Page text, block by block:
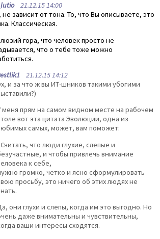
21.12.15 14:00
не зависит от тона. То, что Вы описываете, это
Классическая.
гора, что человек просто не
что о тебе тоже можно
21.12.15 14:12
и за что ж вы ИТ-шников такими убогими
меня прям на самом видном месте на рабочем
вот эта цитата Эволюции, одна из
самых, может, вам поможет:
что люди глухие, слепые и
и чтобы привлечь внимание
к себе,
громко, четко и ясно сформулировать
просьбу, это ничего об этих людях не
они глухи и слепы, когда им это выгодно. Но
даже внимательны и чувствительны,
ваши интересы сходятся.